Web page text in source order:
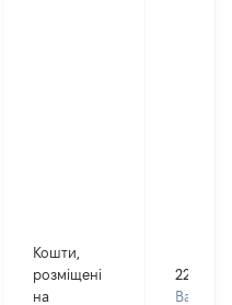
Кошти,
розміщені
на
220000
Валюта: